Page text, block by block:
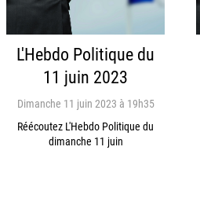
L'Hebdo Politique du
11 juin 2023
Dimanche 11 juin 2023 à 19h35
Réécoutez L'Hebdo Politique du
dimanche 11 juin